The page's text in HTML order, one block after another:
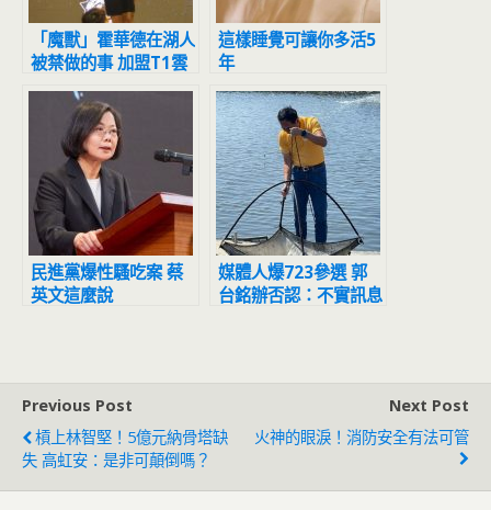
「魔獸」霍華德在湖人
被禁做的事 加盟T1雲
豹後解鎖了
這樣睡覺可讓你多活5
年
民進黨爆性騷吃案 蔡
英文這麼說
媒體人爆723參選 郭
台銘辦否認：不實訊息
Previous Post
槓上林智堅！5億元納骨塔缺
失 高虹安：是非可顛倒嗎？
Next Post
火神的眼淚！消防安全有法可管